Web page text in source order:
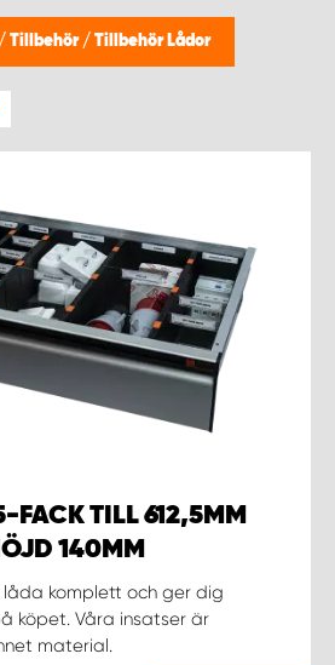
/ Tillbehör / Tillbehör Lådor
FACK TILL 612,5MM
140MM
låda komplett och ger dig
köpet. Våra insatser är
material.